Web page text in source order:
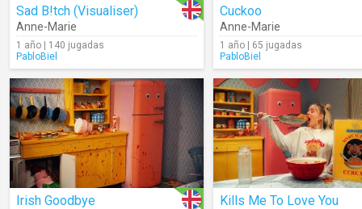
Sad B!tch (Visualiser)
Anne-Marie
1 año | 140 jugadas
PabloBiel
Cuckoo
Anne-Marie
1 año | 65 jugadas
PabloBiel
Irish Goodbye Kills Me To Love You